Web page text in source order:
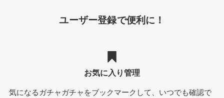
ユーザー登録で便利に！
お気に入り管理
気になるガチャガチャをブックマークして、いつでも確認で